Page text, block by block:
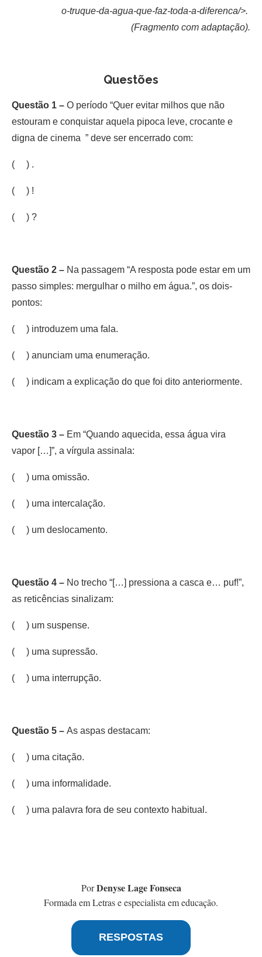
o-truque-da-agua-que-faz-toda-a-diferenca/>.
(Fragmento com adaptação).
Questões
Questão 1 – O período “Quer evitar milhos que não
estouram e conquistar aquela pipoca leve, crocante e
digna de cinema ” deve ser encerrado com:
( ) .
( ) !
( ) ?
Questão 2 – Na passagem “A resposta pode estar em um
passo simples: mergulhar o milho em água.”, os dois-
pontos:
( ) introduzem uma fala.
( ) anunciam uma enumeração.
( ) indicam a explicação do que foi dito anteriormente.
Questão 3 – Em “Quando aquecida, essa água vira
vapor […]”, a vírgula assinala:
( ) uma omissão.
( ) uma intercalação.
( ) um deslocamento.
Questão 4 – No trecho “[…] pressiona a casca e… puf!”,
as reticências sinalizam:
( ) um suspense.
( ) uma supressão.
( ) uma interrupção.
Questão 5 – As aspas destacam:
( ) uma citação.
( ) uma informalidade.
( ) uma palavra fora de seu contexto habitual.
PorDenyse Lage Fonseca
Formada em Letras e especialista em educação.
RESPOSTAS